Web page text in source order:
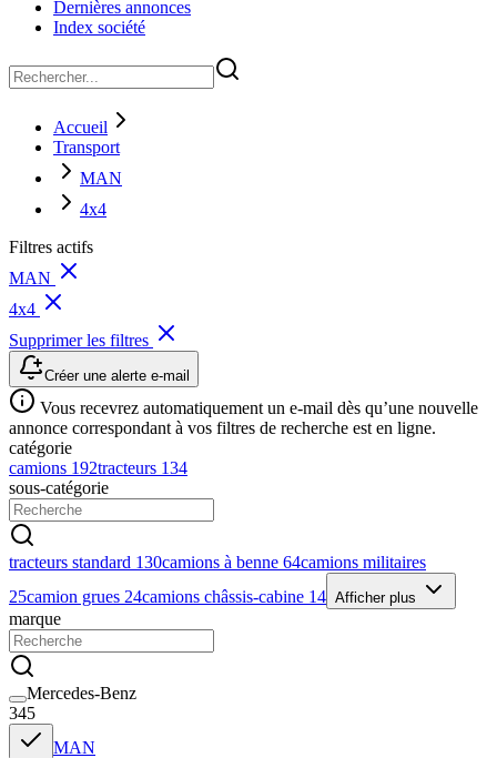
Dernières annonces
Index société
Accueil
Transport
MAN
4x4
Filtres actifs
MAN
4x4
Supprimer les filtres
Créer une alerte e-mail
Vous recevrez automatiquement un e-mail dès qu’une nouvelle
annonce correspondant à vos filtres de recherche est en ligne.
catégorie
camions 192tracteurs 134
sous-catégorie
tracteurs standard 130camions à benne 64camions militaires
25camion grues 24camions châssis-cabine 14 Afficher plus
marque
Mercedes-Benz
345
MAN